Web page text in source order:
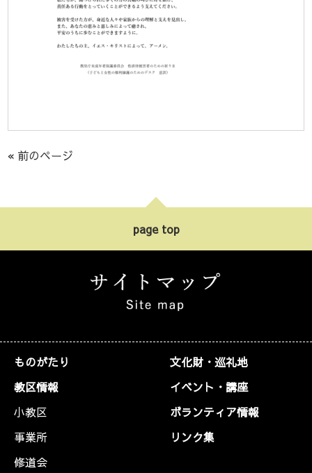
« 前のページ
page top
ものがたり
教区情報
小教区
事業所
修道会
文化財・巡礼地
イベント・講座
ボランティア情報
リンク集